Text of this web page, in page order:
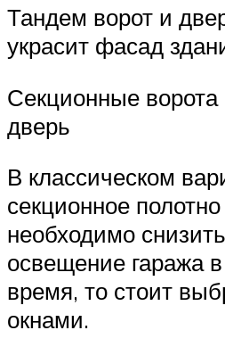
Тандем ворот и
украсит фасад
Секционные ворота
дверь
В классическом
секционное
необходимо
освещение гаража
время, то стоит
окнами.